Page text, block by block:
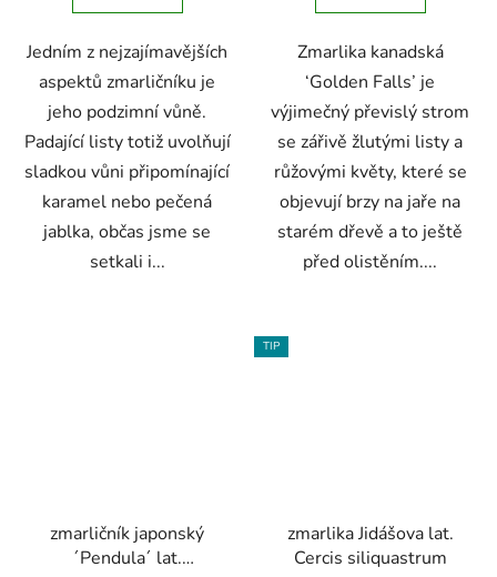
hvězdiček.
Jedním z nejzajímavějších
aspektů zmarličníku je
jeho podzimní vůně.
Padající listy totiž uvolňují
sladkou vůni připomínající
karamel nebo pečená
jablka, občas jsme se
setkali i...
Zmarlika kanadská
‘Golden Falls’ je
výjimečný převislý strom
se zářivě žlutými listy a
růžovými květy, které se
objevují brzy na jaře na
starém dřevě a to ještě
před olistěním....
zmarličník japonský
´Pendula´ lat.
TIP
zmarlika Jidášova lat.
Cercis siliquastrum